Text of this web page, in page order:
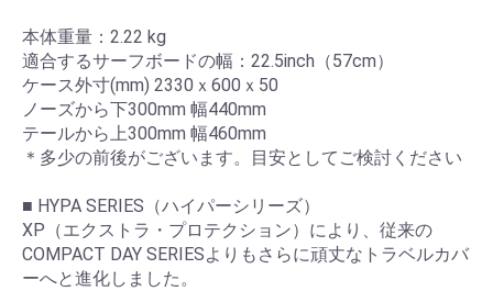
本体重量：2.22 kg
適合するサーフボードの幅：22.5inch（57cm）
ケース外寸(mm) 2330ｘ600ｘ50
ノーズから下300mm 幅440mm
テールから上300mm 幅460mm
＊多少の前後がございます。目安としてご検討ください
■ HYPA SERIES（ハイパーシリーズ）
XP（エクストラ・プロテクション）により、従来の
COMPACT DAY SERIESよりもさらに頑丈なトラベルカバ
ーへと進化しました。